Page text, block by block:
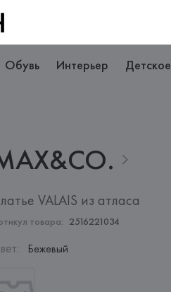
Обувь Интерьер Детское
VALAIS из атласа
товара: 2516221034
: Бежевый